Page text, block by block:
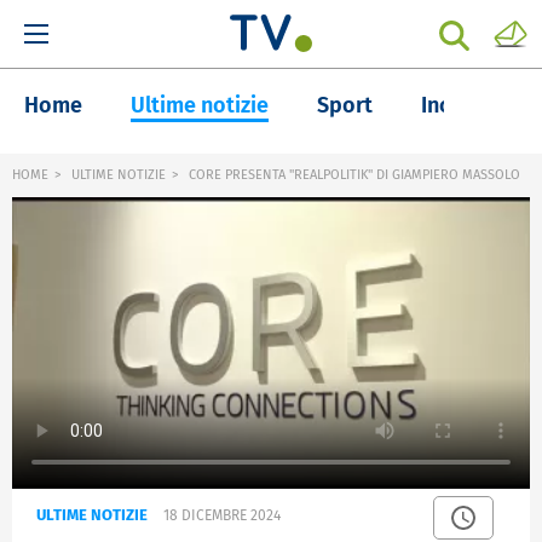
Home Ultime notizie Sport Inchieste
HOME ULTIME NOTIZIE CORE PRESENTA "REALPOLITIK" DI GIAMPIERO MASSOLO
ULTIME NOTIZIE 18 DICEMBRE 2024